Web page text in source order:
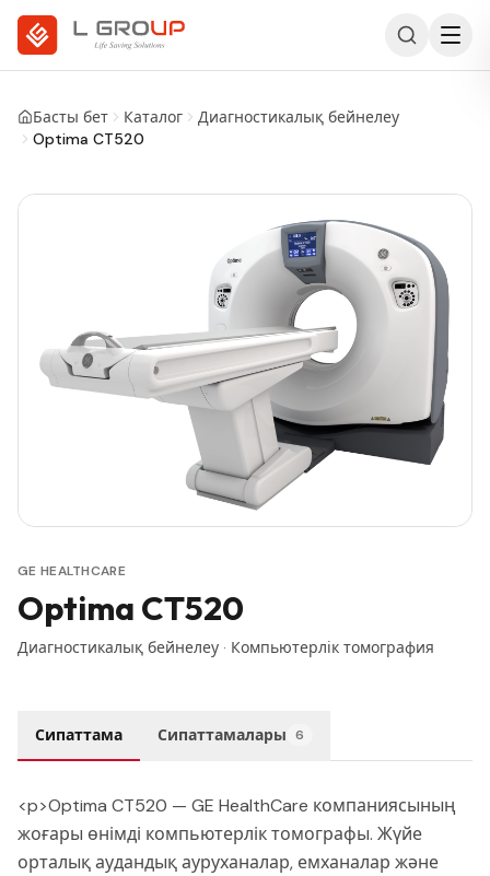
Басты бет Каталог
Диагностикалық бейнелеу
Optima CT520
GE HEALTHCARE
Optima CT520
Диагностикалық бейнелеу · Компьютерлік томография
Сипаттама Сипаттамалары 6
<p>Optima CT520 — GE HealthCare компаниясының
жоғары өнімді компьютерлік томографы. Жүйе
орталық аудандық ауруханалар, емханалар және